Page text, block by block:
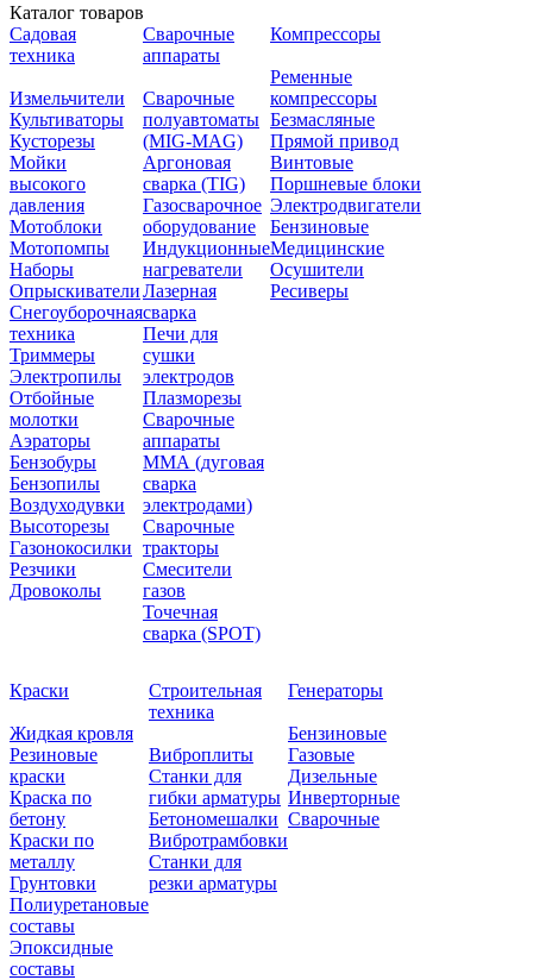
Каталог товаров
Садовая
техника
Измельчители
Культиваторы
Кусторезы
Мойки
высокого
давления
Мотоблоки
Мотопомпы
Наборы
Опрыскиватели
Снегоуборочная
техника
Триммеры
Электропилы
Отбойные
молотки
Аэраторы
Бензобуры
Бензопилы
Воздуходувки
Высоторезы
Газонокосилки
Резчики
Дровоколы
Сварочные
аппараты
Сварочные
полуавтоматы
(MIG-MAG)
Аргоновая
сварка (TIG)
Газосварочное
оборудование
Индукционные
нагреватели
Лазерная
сварка
Печи для
сушки
электродов
Плазморезы
Сварочные
аппараты
ММА (дуговая
сварка
электродами)
Сварочные
тракторы
Смесители
газов
Точечная
сварка (SPOT)
Компрессоры
Ременные
компрессоры
Безмасляные
Прямой привод
Винтовые
Поршневые блоки
Электродвигатели
Бензиновые
Медицинские
Осушители
Ресиверы
Краски
Жидкая кровля
Резиновые
краски
Краска по
бетону
Краски по
металлу
Грунтовки
Полиуретановые
составы
Эпоксидные
составы
Строительная
техника
Виброплиты
Станки для
гибки арматуры
Бетономешалки
Вибротрамбовки
Станки для
резки арматуры
Генераторы
Бензиновые
Газовые
Дизельные
Инверторные
Сварочные